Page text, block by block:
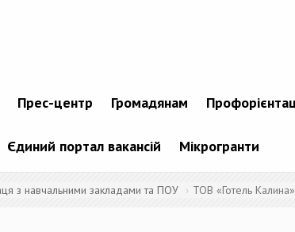
Прес-центр Громадянам
Єдиний портал вакансій Мікрогранти
з навчальними закладами та ПОУ ТОВ «Готель